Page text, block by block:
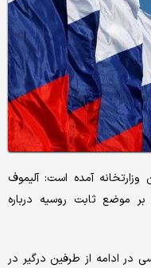
وزارتخانه آمده است: آلیموف
موضع ثابت روسیه درباره
در ادامه از طرفین درگیر در